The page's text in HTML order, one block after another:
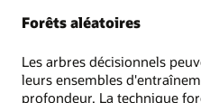
Forêts aléatoires
Les arbres décisionnels
leurs ensembles
profondeur. La technique